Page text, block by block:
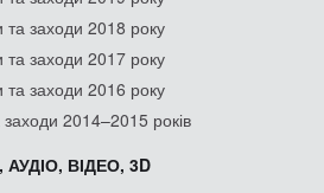
та заходи 2018 року
та заходи 2017 року
та заходи 2016 року
заходи 2014–2015 років
ВІДЕО, 3D